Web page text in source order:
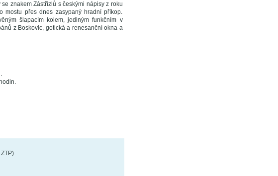
znakem Zástřizlů s českými nápisy z roku
mostu přes dnes zasypaný hradní příkop.
šlapacím kolem, jediným funkčním v
z Boskovic, gotická a renesanční okna a